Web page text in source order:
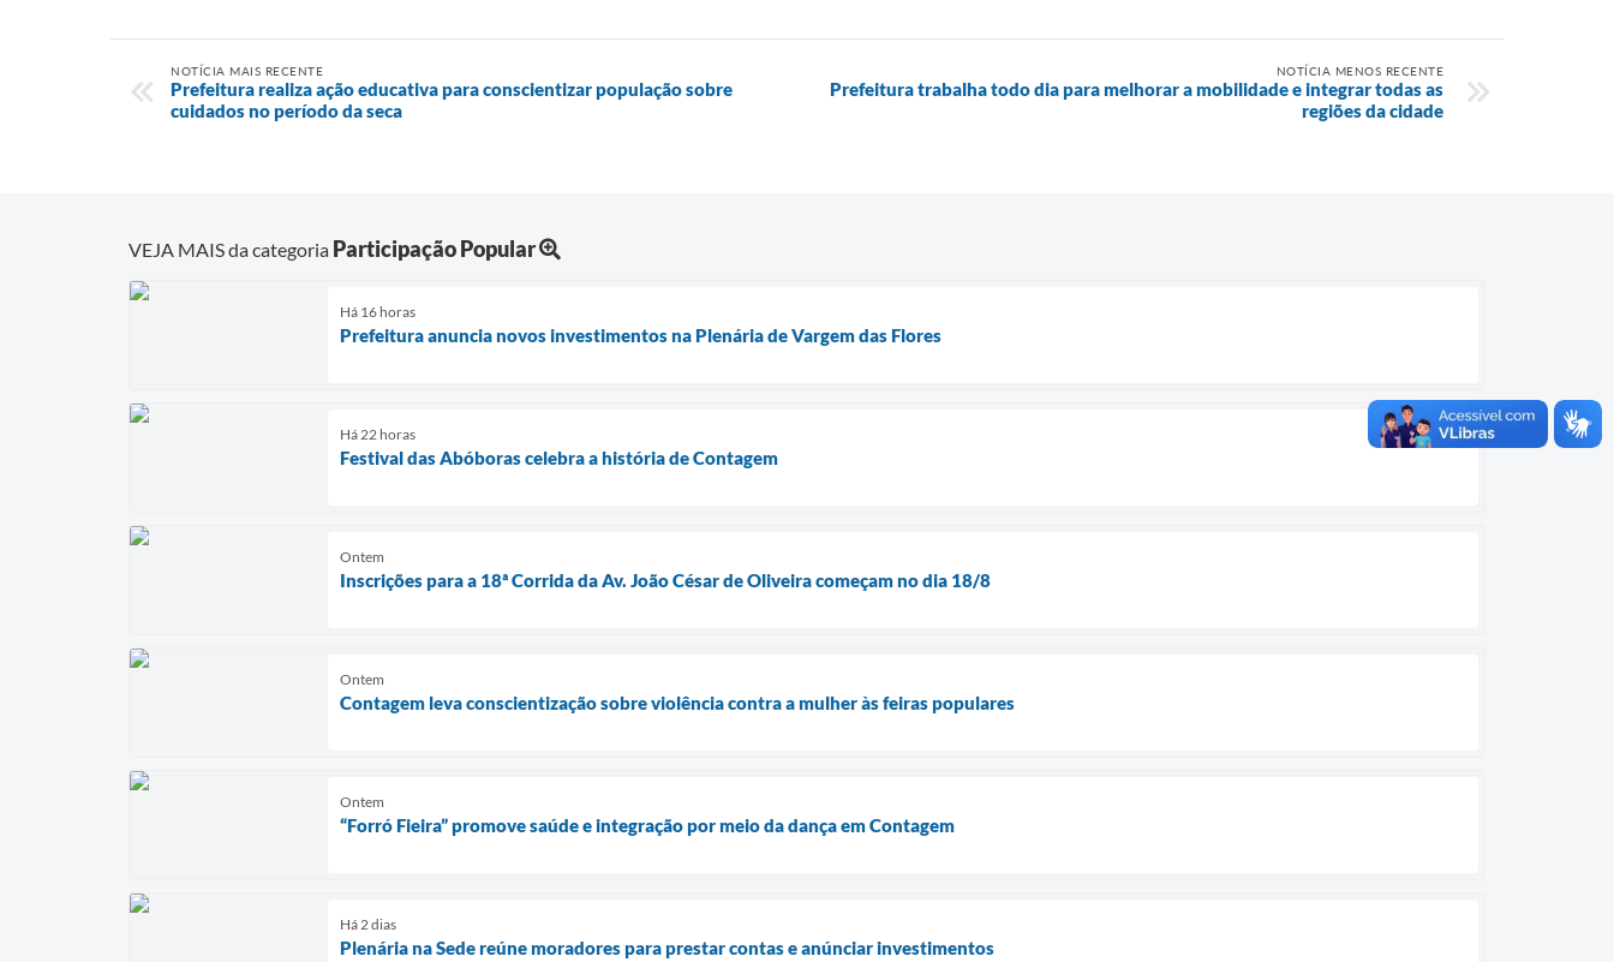
NOTÍCIA MAIS RECENTE
Prefeitura realiza ação educativa para conscientizar população sobre
cuidados no período da seca
NOTÍCIA MENOS RECENTE
Prefeitura trabalha todo dia para melhorar a mobilidade e integrar todas as
regiões da cidade
VEJA MAIS da categoria Participação Popular
Há 16 horas
Prefeitura anuncia novos investimentos na Plenária de Vargem das Flores
Há 22 horas
Festival das Abóboras celebra a história de Contagem
Ontem
Inscrições para a 18ª Corrida da Av. João César de Oliveira começam no dia 18/8
Ontem
Contagem leva conscientização sobre violência contra a mulher às feiras populares
Ontem
“Forró Fieira” promove saúde e integração por meio da dança em Contagem
Há 2 dias
Plenária na Sede reúne moradores para prestar contas e anúnciar investimentos